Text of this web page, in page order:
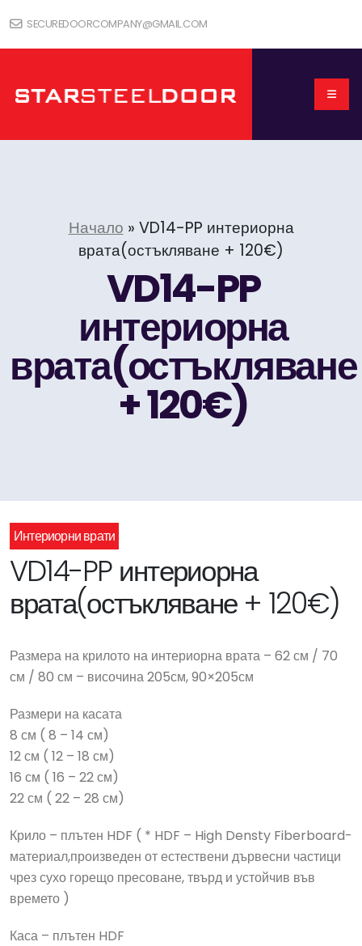
SECUREDOORCOMPANY@GMAIL.COM
Начало » VD14-PP интериорна
врата(остъкляване + 120€)
VD14-PP
интериорна
врата(остъкляване
+ 120€)
Интериорни врати
VD14-PP интериорна
врата(остъкляване + 120€)
Размера на крилото на интериорна врата – 62 см / 70
см / 80 см – височина 205см, 90×205см
Размери на касата
8 см ( 8 – 14 см)
12 см ( 12 – 18 см)
16 см ( 16 – 22 см)
22 см ( 22 – 28 см)
Крило – плътен HDF ( * HDF – High Densty Fiberboard-
материал,произведен от естествени дървесни частици
чрез сухо горещо пресоване, твърд и устойчив във
времето )
Каса – плътен HDF